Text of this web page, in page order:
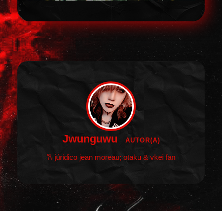
Jwunguwu AUTOR(A)
𐙚 júridico jean moreau; otaku & vkei fan